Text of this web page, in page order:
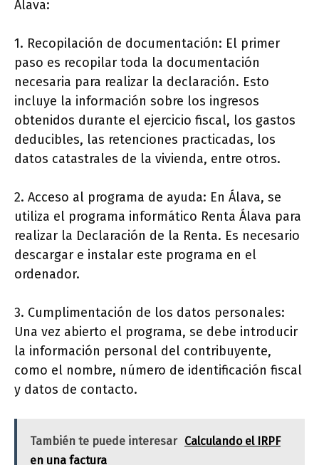
Álava:
1. Recopilación de documentación: El primer
paso es recopilar toda la documentación
necesaria para realizar la declaración. Esto
incluye la información sobre los ingresos
obtenidos durante el ejercicio fiscal, los gastos
deducibles, las retenciones practicadas, los
datos catastrales de la vivienda, entre otros.
2. Acceso al programa de ayuda: En Álava, se
utiliza el programa informático Renta Álava para
realizar la Declaración de la Renta. Es necesario
descargar e instalar este programa en el
ordenador.
3. Cumplimentación de los datos personales:
Una vez abierto el programa, se debe introducir
la información personal del contribuyente,
como el nombre, número de identificación fiscal
y datos de contacto.
También te puede interesar Calculando el IRPF
en una factura